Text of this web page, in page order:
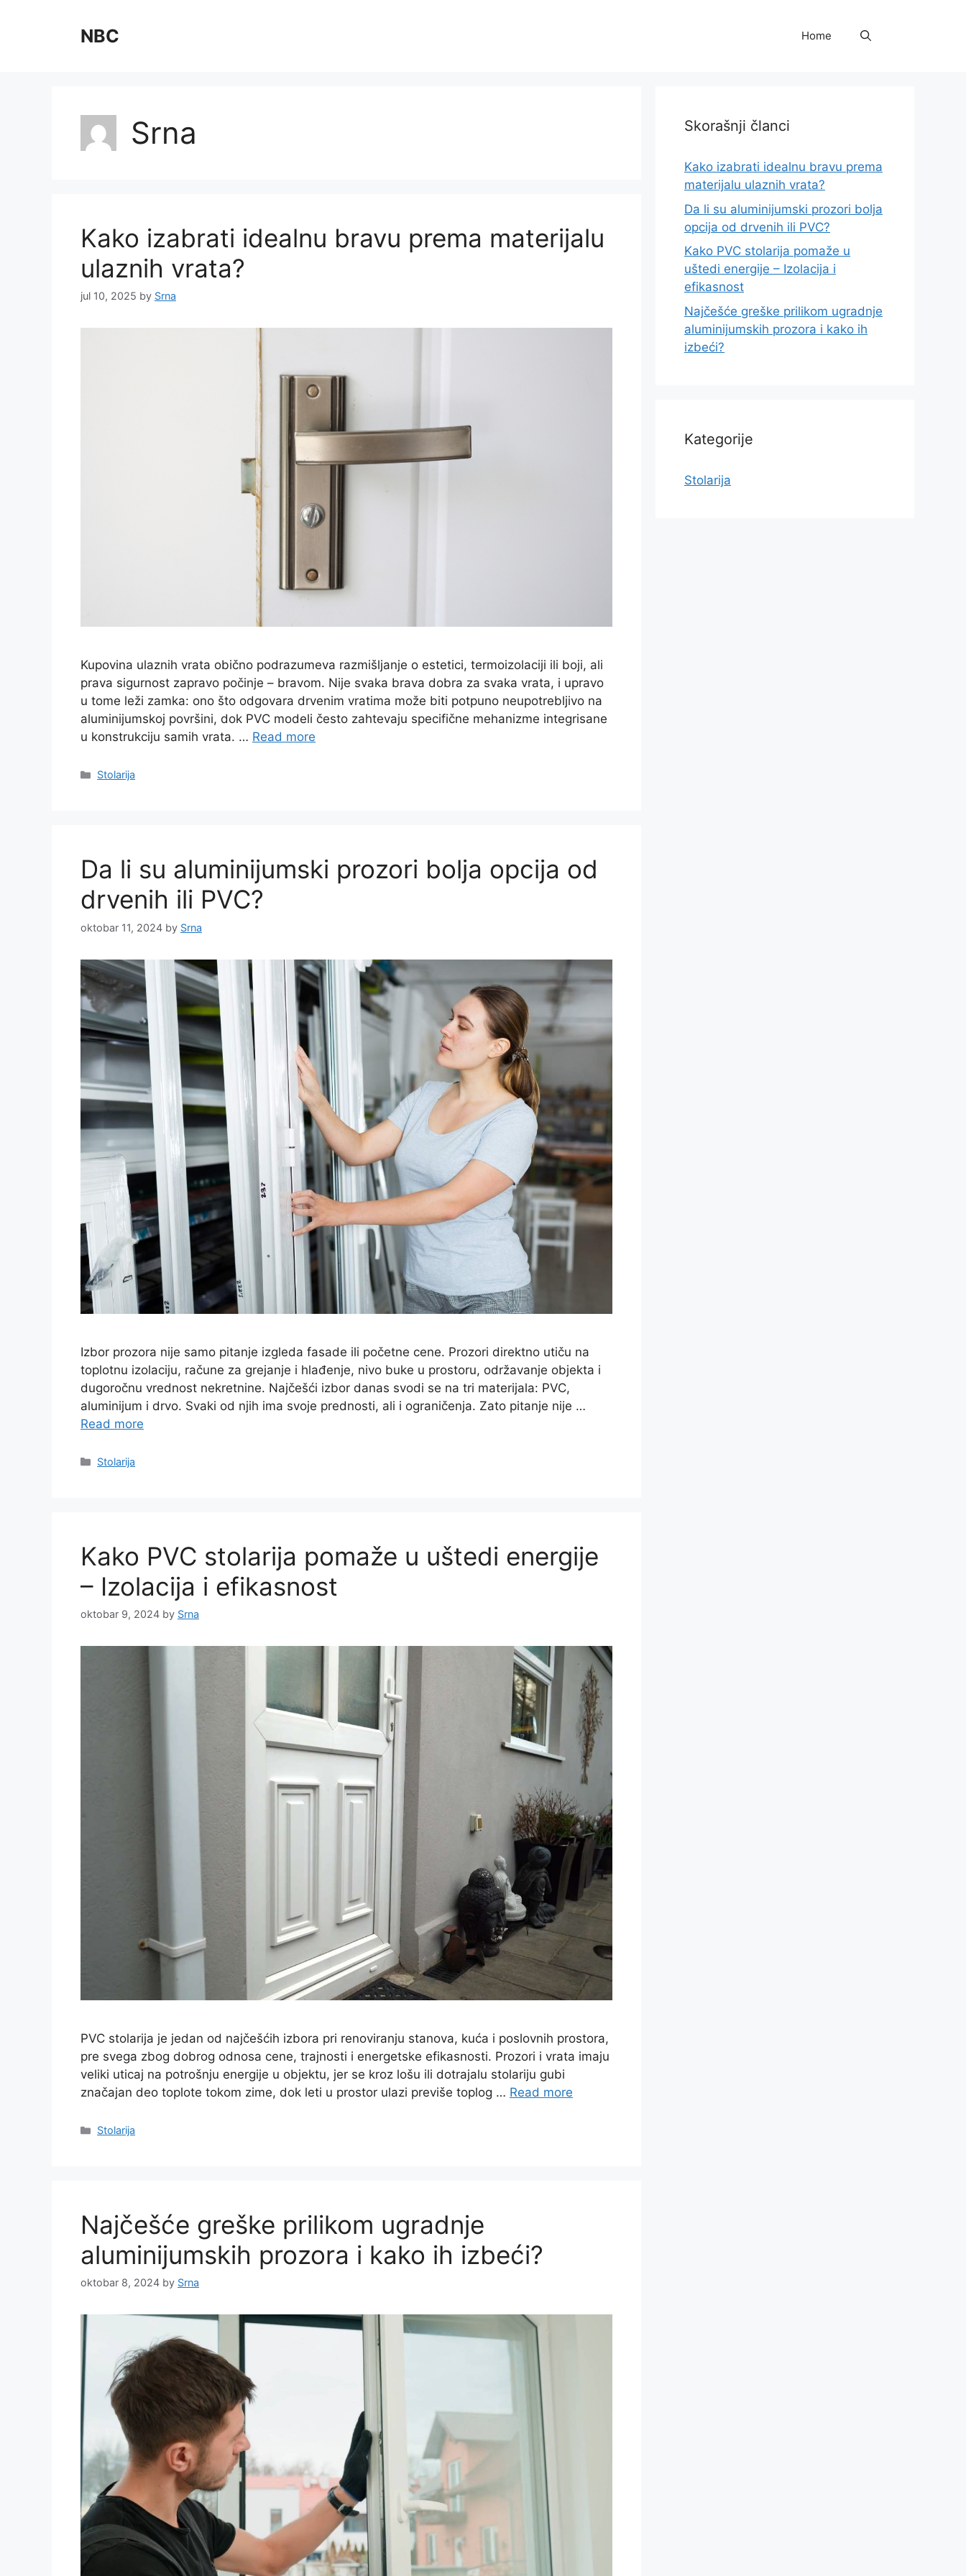
NBC Home
Srna
Kako izabrati idealnu bravu prema materijalu
ulaznih vrata?
jul 10, 2025 by Srna
Kupovina ulaznih vrata obično podrazumeva razmišljanje o estetici, termoizolaciji ili boji, ali
prava sigurnost zapravo počinje – bravom. Nije svaka brava dobra za svaka vrata, i upravo
u tome leži zamka: ono što odgovara drvenim vratima može biti potpuno neupotrebljivo na
aluminijumskoj površini, dok PVC modeli često zahtevaju specifične mehanizme integrisane
u konstrukciju samih vrata. … Read more
Categories
Stolarija
Da li su aluminijumski prozori bolja opcija od
drvenih ili PVC?
oktobar 11, 2024 by Srna
Izbor prozora nije samo pitanje izgleda fasade ili početne cene. Prozori direktno utiču na
toplotnu izolaciju, račune za grejanje i hlađenje, nivo buke u prostoru, održavanje objekta i
dugoročnu vrednost nekretnine. Najčešći izbor danas svodi se na tri materijala: PVC,
aluminijum i drvo. Svaki od njih ima svoje prednosti, ali i ograničenja. Zato pitanje nije …
Read more
Categories
Stolarija
Kako PVC stolarija pomaže u uštedi energije
– Izolacija i efikasnost
oktobar 9, 2024 by Srna
PVC stolarija je jedan od najčešćih izbora pri renoviranju stanova, kuća i poslovnih prostora,
pre svega zbog dobrog odnosa cene, trajnosti i energetske efikasnosti. Prozori i vrata imaju
veliki uticaj na potrošnju energije u objektu, jer se kroz lošu ili dotrajalu stolariju gubi
značajan deo toplote tokom zime, dok leti u prostor ulazi previše toplog … Read more
Categories
Stolarija
Najčešće greške prilikom ugradnje
aluminijumskih prozora i kako ih izbeći?
oktobar 8, 2024 by Srna
Skorašnji članci
Kako izabrati idealnu bravu prema
materijalu ulaznih vrata?
Da li su aluminijumski prozori bolja
opcija od drvenih ili PVC?
Kako PVC stolarija pomaže u
uštedi energije – Izolacija i
efikasnost
Najčešće greške prilikom ugradnje
aluminijumskih prozora i kako ih
izbeći?
Kategorije
Stolarija